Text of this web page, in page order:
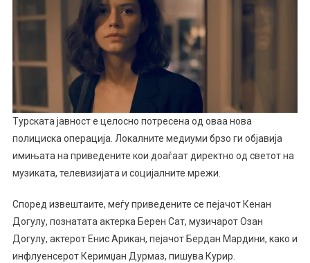
Турската јавност е целосно потресена од оваа нова
полициска операција. Локалните медиуми брзо ги објавија
имињата на приведените кои доаѓаат директно од светот на
музиката, телевизијата и социјалните мрежи.
Според извештаите, меѓу приведените се пејачот Кенан
Догулу, познатата актерка Берен Сат, музичарот Озан
Догулу, актерот Енис Арикан, пејачот Бердан Мардини, како и
инфлуенсерот Керимџан Дурмаз, пишува Курир.